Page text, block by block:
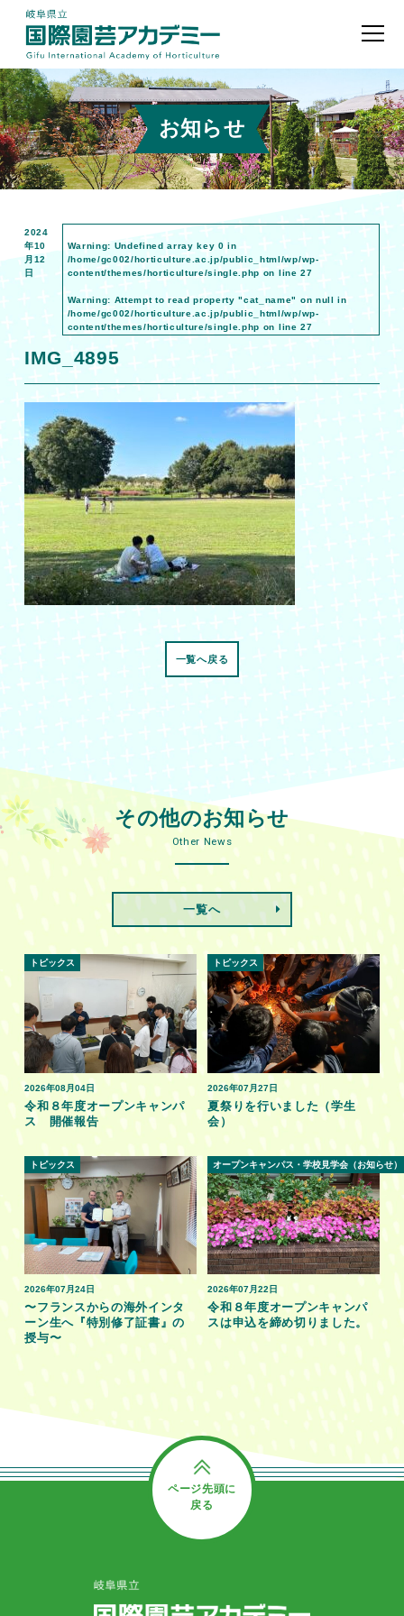
お知らせ
2024
年10
月12
日
Warning: Undefined array key 0 in
/home/gc002/horticulture.ac.jp/public_html/wp/wp-
content/themes/horticulture/single.php on line27
Warning: Attempt to read property "cat_name" on null in
/home/gc002/horticulture.ac.jp/public_html/wp/wp-
content/themes/horticulture/single.php on line27
IMG_4895
一覧へ戻る
その他のお知らせ
Other News
一覧へ
2026年08月04日
トピックス
令和８年度オープンキャンパ
ス 開催報告
2026年07月27日
トピックス
夏祭りを行いました（学生
会）
2026年07月24日
トピックス
〜フランスからの海外インタ
ーン生へ『特別修了証書』の
授与〜
2026年07月22日
オープンキャンパス・学校見学会（お知らせ）
令和８年度オープンキャンパ
スは申込を締め切りました。
ページ先頭に
戻る